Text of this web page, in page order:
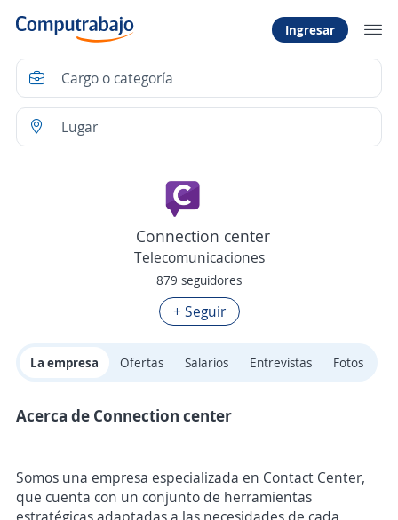
Ingresar
Connection center
Telecomunicaciones
879 seguidores
+ Seguir
La empresa Ofertas Salarios Entrevistas Fotos
Acerca de Connection center
Somos una empresa especializada en Contact Center,
que cuenta con un conjunto de herramientas